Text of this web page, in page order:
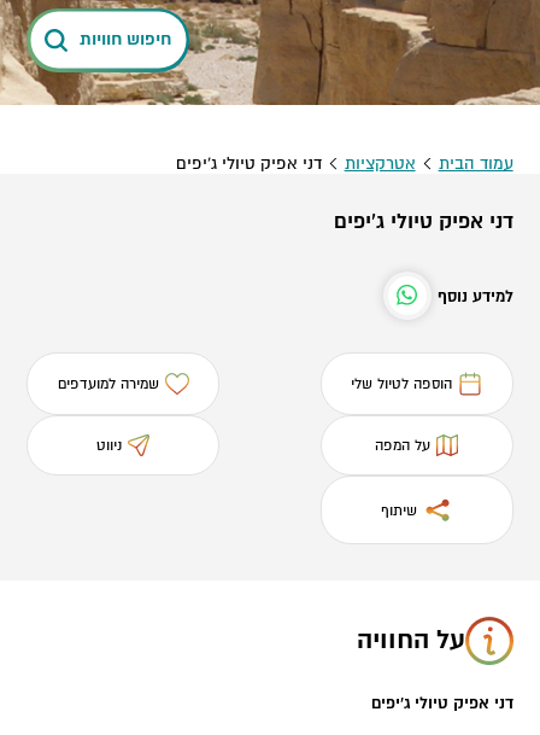
חיפוש חוויות
עמוד הבית אטרקציות דני אפיק טיולי ג'יפים
דני אפיק טיולי ג'יפים
למידע נוסף
הוספה לטיול שלי שמירה למועדפים
על המפה ניווט
שיתוף
על החוויה
דני אפיק טיולי ג'יפים